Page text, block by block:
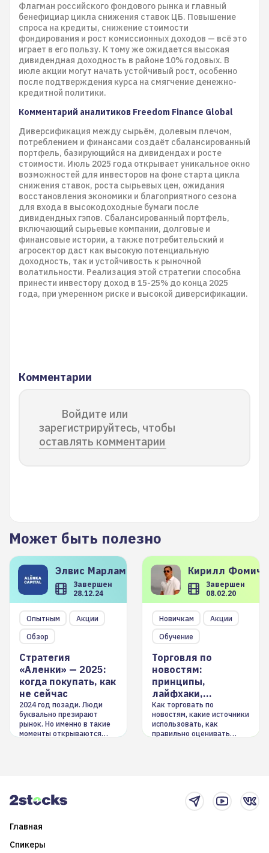
Флагман российского фондового рынка и главный
бенефициар цикла снижения ставок ЦБ. Повышение
спроса на кредиты, снижение стоимости
фондирования и рост комиссионных доходов — всё это
играет в его пользу. К тому же ожидается высокая
дивидендная доходность в районе 10% годовых. В
июле акции могут начать устойчивый рост, особенно
после подтверждения курса на смягчение денежно-
кредитной политики.
Комментарий аналитиков Freedom Finance Global
Диверсификация между сырьём, долевым плечом,
потреблением и финансами создаёт сбалансированный
портфель, базирующийся на дивидендах и росте
стоимости. Июль 2025 года открывает уникальное окно
возможностей для инвесторов на фоне старта цикла
снижения ставок, роста сырьевых цен, ожидания
восстановления экономики и благоприятного сезона
для входа в высокодоходные бумаги после
дивидендных гэпов. Сбалансированный портфель,
включающий сырьевые компании, долговые и
финансовые истории, а также потребительский и
агросектор даст как высокую потенциальную
доходность, так и устойчивость к рыночной
волатильности. Реализация этой стратегии способна
принести инвестору доход в 15-25% до конца 2025
года, при умеренном риске и высокой диверсификации.
Комментарии
Войдите или
зарегистрируйтесь, чтобы
оставлять комментарии
Может быть полезно
Элвис Марламов
Завершен
28.12.24
Опытным
Акции
Обзор
Стратегия
«Аленки» — 2025:
когда покупать, как
не сейчас
2024 год позади. Люди
буквально презирают
рынок. Но именно в такие
моменты открываются
Кирилл
Завершен
08.02.20
Новичкам
Акции
Обучение
Торговля по
новостям:
принципы,
лайфхаки,
инструменты
Как торговать по
новостям, какие источники
использовать, как
правильно оценивать
Главная
Спикеры